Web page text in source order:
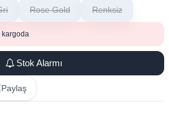
Rose Gold Renksiz
kargoda
Stok Alarmı
Paylaş